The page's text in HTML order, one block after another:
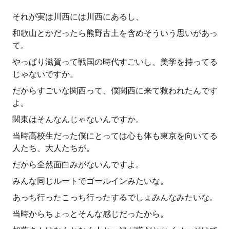
それが実は川西には川西にあるし、
和歌山とかだったら熊野古土を含めそういう思いがあっ
て。
やっぱり滋賀って戦国の時代すごいし、美学を持ってる
じゃないですか。
だからすごいな関西って、僕関西に来て救われたんです
よ。
関東はそんなんじゃないんですか。
当時高校生だった僕にとっては心も体も東京を向いてる
人たち、大人たちが。
だから全然面白みがないんですよ。
みんな同じルートでゴールインみたいな。
あっち行ったこっち行ったするでしょみんなみたいな。
当時からちょっとそんな感じだったから。